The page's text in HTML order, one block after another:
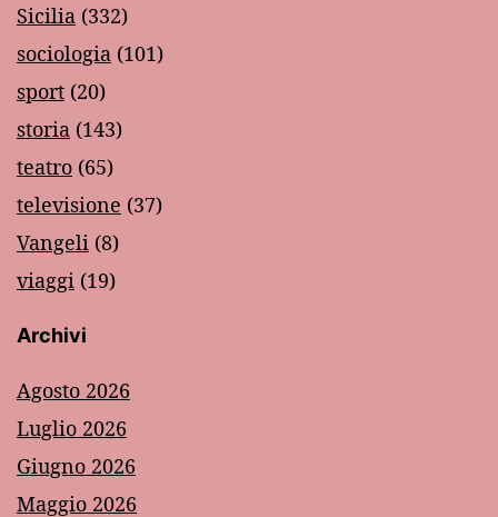
Sicilia (332)
sociologia (101)
sport (20)
storia (143)
teatro (65)
televisione (37)
Vangeli (8)
viaggi (19)
Archivi
Agosto 2026
Luglio 2026
Giugno 2026
Maggio 2026